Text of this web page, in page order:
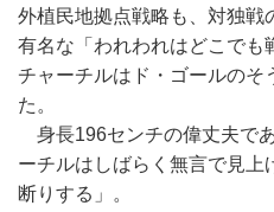
外植民地拠点戦略も、対独戦
有名な「われわれはどこでも
チャーチルはド・ゴールのそ
た。
身長196センチの偉丈夫で
ーチルはしばらく無言で見上
断りする」。